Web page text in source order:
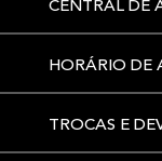
CENTRAL DE
HORÁRIO DE
TROCAS E